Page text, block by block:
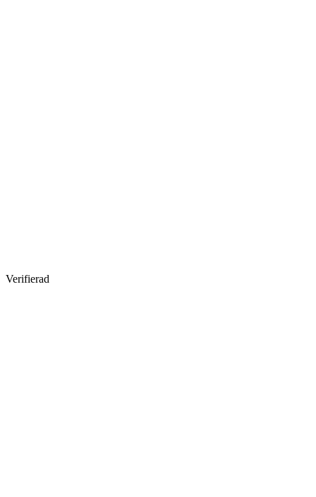
Verifierad